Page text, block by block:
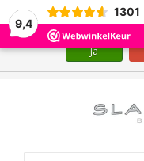
9,4
1301
Wij slaan cookies op om
Ja